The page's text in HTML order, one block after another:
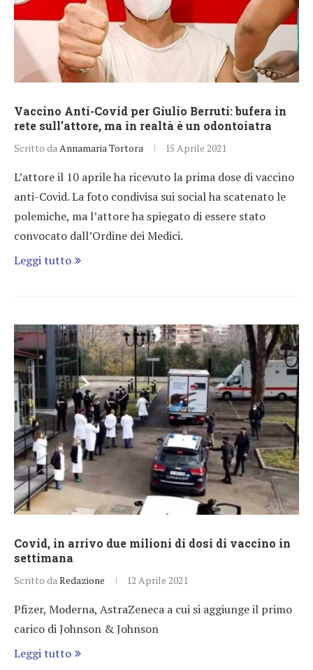
Vaccino Anti-Covid per Giulio Berruti: bufera in
rete sull’attore, ma in realtà è un odontoiatra
Scritto da Annamaria Tortora 15 Aprile 2021
L’attore il 10 aprile ha ricevuto la prima dose di vaccino
anti-Covid. La foto condivisa sui social ha scatenato le
polemiche, ma l’attore ha spiegato di essere stato
convocato dall’Ordine dei Medici.
Leggi tutto
Covid, in arrivo due milioni di dosi di vaccino in
settimana
Scritto da Redazione 12 Aprile 2021
Pfizer, Moderna, AstraZeneca a cui si aggiunge il primo
carico di Johnson & Johnson
Leggi tutto